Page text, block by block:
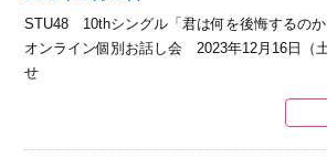
STU48 10thシングル「君は何を後悔するの
オンライン個別お話し会 2023年12月16日（
せ